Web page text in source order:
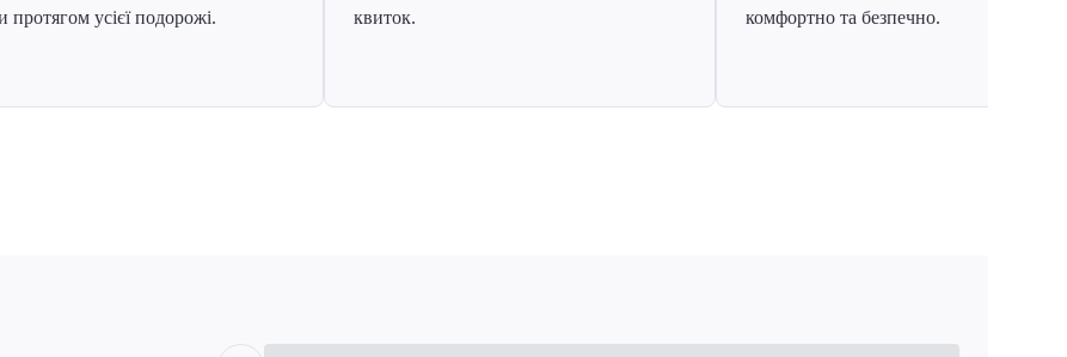
протягом усієї подорожі.
квиток.
комфортно та безпечно.